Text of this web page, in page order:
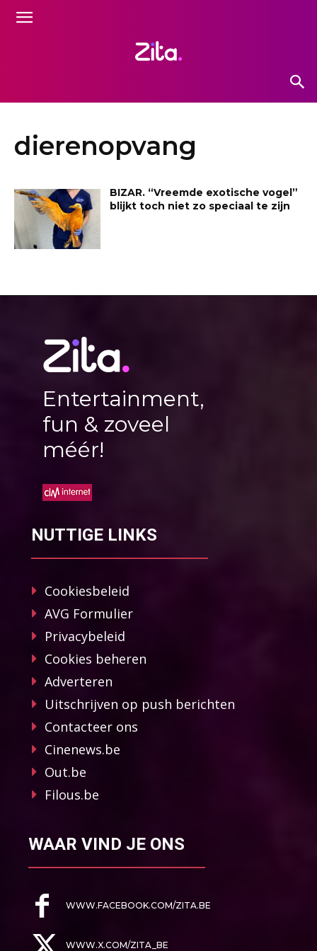
dierenopvang
BIZAR. “Vreemde exotische vogel”
blijkt toch niet zo speciaal te zijn
Entertainment,
fun & zoveel
méér!
NUTTIGE LINKS
Cookiesbeleid
AVG Formulier
Privacybeleid
Cookies beheren
Adverteren
Uitschrijven op push berichten
Contacteer ons
Cinenews.be
Out.be
Filous.be
WAAR VIND JE ONS
WWW.FACEBOOK.COM/ZITA.BE
WWW.X.COM/ZITA_BE